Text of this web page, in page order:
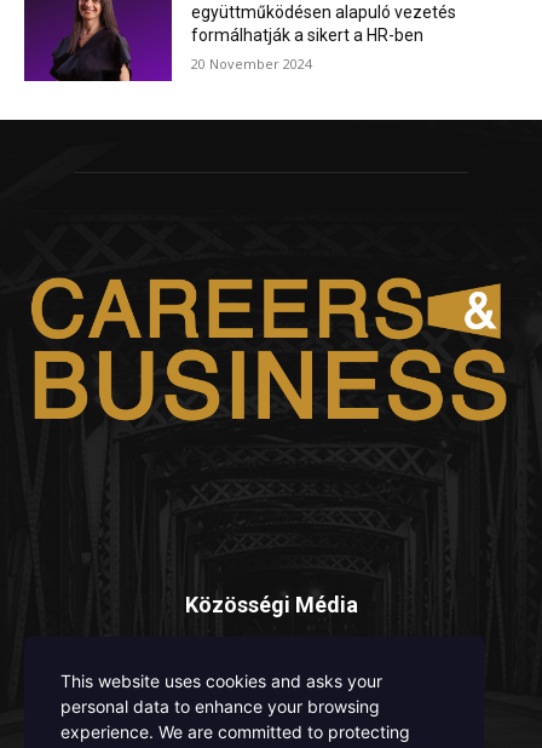
együttműködésen alapuló vezetés
formálhatják a sikert a HR-ben
20 November 2024
Közösségi Média
This website uses cookies and asks your
personal data to enhance your browsing
experience. We are committed to protecting